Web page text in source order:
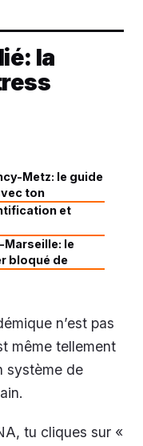
la
Metz: le guide
ton
et
Marseille: le
bloqué de
n’est pas
même tellement
système de
tu cliques sur «